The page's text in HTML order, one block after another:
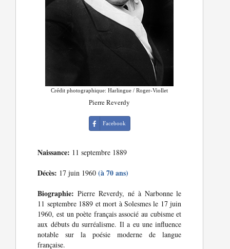
Crédit photographique: Harlingue / Roger-Viollet
Pierre Reverdy
Facebook
Naissance: 11 septembre 1889
Décès: 17 juin 1960(à 70 ans)
Biographie: Pierre Reverdy, né à Narbonne le
11 septembre 1889 et mort à Solesmes le 17 juin
1960, est un poète français associé au cubisme et
aux débuts du surréalisme. Il a eu une influence
notable sur la poésie moderne de langue
française.